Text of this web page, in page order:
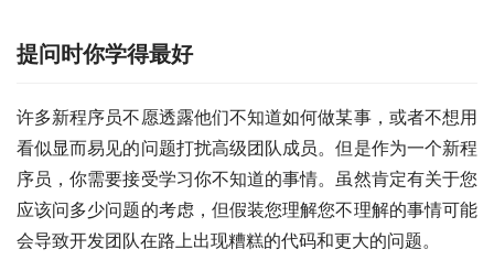
提问时你学得最好
许多新程序员不愿透露他们不知道如何做某事，或者不想用
看似显而易见的问题打扰高级团队成员。但是作为一个新程
序员，你需要接受学习你不知道的事情。虽然肯定有关于您
应该问多少问题的考虑，但假装您理解您不理解的事情可能
会导致开发团队在路上出现糟糕的代码和更大的问题。